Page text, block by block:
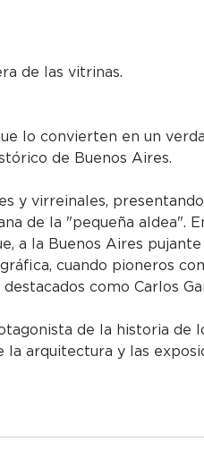
de las vitrinas.
lo convierten en un
de Buenos Aires.
y virreinales,
de la "pequeña aldea".
a la Buenos Aires pujante
cuando pioneros
como Carlos
de la historia de
la arquitectura y las